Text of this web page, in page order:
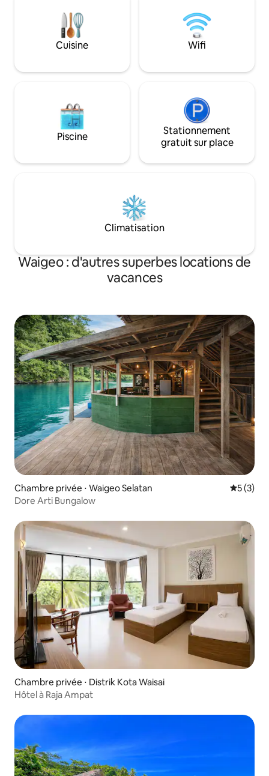
plus chauds. Le petit déjeuner, le
déjeuner et le dîner sont inclus, et les
voyageurs peuvent profiter de la
plongée avec tuba, de la pêche, des
jardin.
agrémentée
midi. Les repas
et une excursion
Wayag et
Cuisine Wifi
Piscine
Stationnement
gratuit sur place
Climatisation
Waigeo : d'autres superbes locations de
vacances
Chambre privée ⋅ Waigeo Selatan
5 (3)
Dore Arti Bungalow
Chambre privée ⋅ Distrik Kota Waisai
Hôtel à Raja Ampat